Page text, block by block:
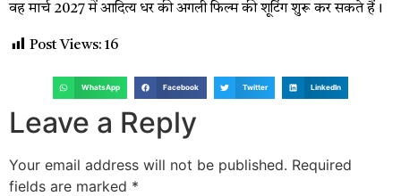
वह मार्च 2027 में आदित्य धर की अगली फिल्म की शूटिंग शुरू कर सकते हैं।
Post Views: 16
WhatsApp Facebook Twitter LinkedIn
Leave a Reply
Your email address will not be published. Required
fields are marked *